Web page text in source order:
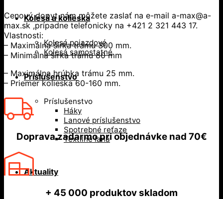
Kolesá a kolieska
Kolesá pojazdové
Kolesá samostatné
Príslušenstvo
Príslušenstvo
Háky
Lanové príslušenstvo
Spotrebné reťaze
Textilné laná
Aktuality
Cenový dopyt nám môžete zaslať na e-mail a-max@a-
max.sk ,prípadne telefonicky na +421 2 321 443 17.
Vlastnosti:
– Maximálna šírka trámu 300 mm.
– Minimálna šírka trámu 80 mm
– Maximálna hrúbka trámu 25 mm.
– Priemer kolieska 60-160 mm.
Doprava zadarmopri objednávke nad 70€
+ 45 000 produktov skladom